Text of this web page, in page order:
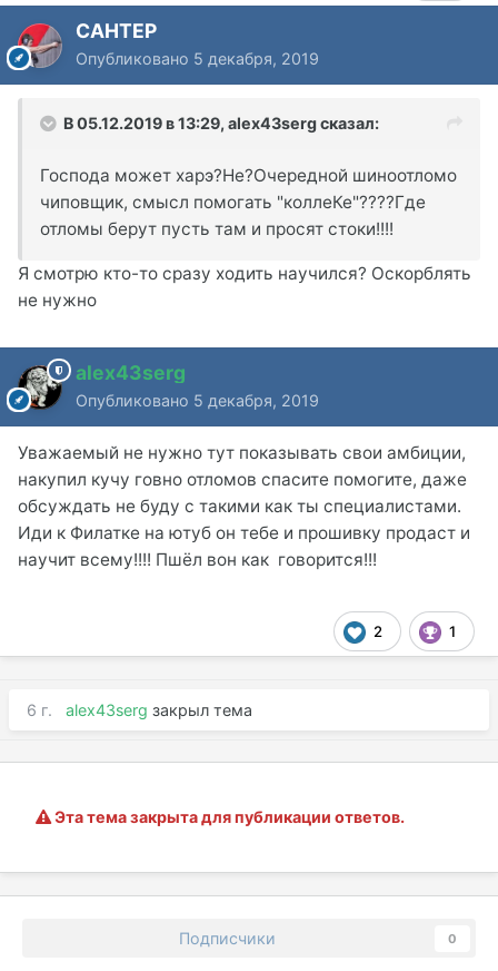
CAHTEP
Опубликовано 5 декабря, 2019
В 05.12.2019 в 13:29, alex43sergсказал:
Господа может харэ?Не?Очередной шиноотломо
чиповщик, смысл помогать "коллеКе"????Где
отломы берут пусть там и просят стоки!!!!
Я смотрю кто-то сразу ходить научился? Оскорблять
не нужно
alex43serg
Опубликовано 5 декабря, 2019
Уважаемый не нужно тут показывать свои амбиции,
накупил кучу говно отломов спасите помогите, даже
обсуждать не буду с такими как ты специалистами.
Иди к Филатке на ютуб он тебе и прошивку продаст и
научит всему!!!! Пшёл вон как говорится!!!
2 1
6 г. alex43serg закрыл тема
Эта тема закрыта для публикации ответов.
Подписчики 0